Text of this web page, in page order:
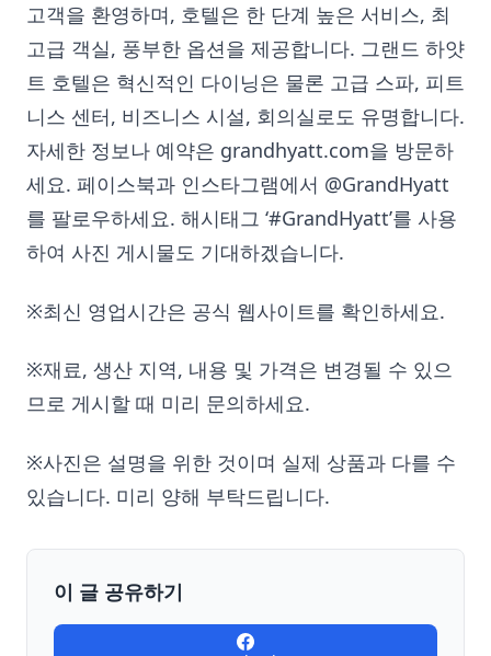
고객을 환영하며, 호텔은 한 단계 높은 서비스, 최
고급 객실, 풍부한 옵션을 제공합니다. 그랜드 하얏
트 호텔은 혁신적인 다이닝은 물론 고급 스파, 피트
니스 센터, 비즈니스 시설, 회의실로도 유명합니다.
자세한 정보나 예약은 grandhyatt.com을 방문하
세요. 페이스북과 인스타그램에서 @GrandHyatt
를 팔로우하세요. 해시태그 ‘#GrandHyatt’를 사용
하여 사진 게시물도 기대하겠습니다.
※최신 영업시간은 공식 웹사이트를 확인하세요.
※재료, 생산 지역, 내용 및 가격은 변경될 수 있으
므로 게시할 때 미리 문의하세요.
※사진은 설명을 위한 것이며 실제 상품과 다를 수
있습니다. 미리 양해 부탁드립니다.
이 글 공유하기